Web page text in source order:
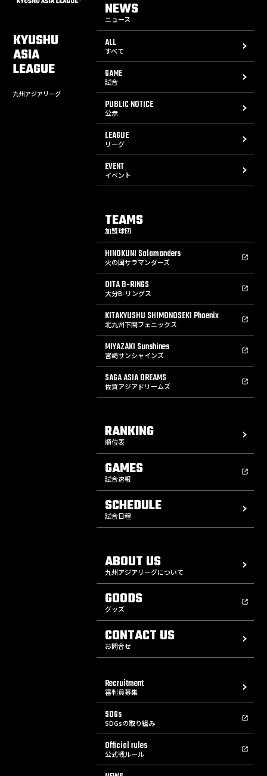
KYUSHU
ASIA
LEAGUE
九州アジアリーグ
NEWS
ニュース
ALL
すべて
GAME
試合
PUBLIC NOTICE
公示
LEAGUE
リーグ
EVENT
イベント
TEAMS
加盟球団
HINOKUNI Salamanders
火の国サラマンダーズ
OITA B-RINGS
大分B-リングス
KITAKYUSHU SHIMONOSEKI Phoenix
北九州下関フェニックス
MIYAZAKI Sunshines
宮崎サンシャインズ
SAGA ASIA DREAMS
佐賀アジアドリームズ
RANKING
順位表
GAMES
試合速報
SCHEDULE
試合日程
ABOUT US
九州アジアリーグについて
GOODS
グッズ
CONTACT US
お問合せ
Recruitment
審判員募集
SDGs
SDGsの取り組み
Official rules
公式戦ルール